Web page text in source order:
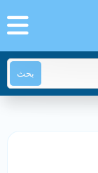
بحث